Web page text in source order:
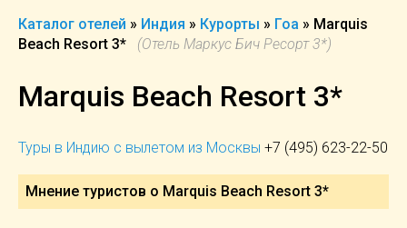
Каталог отелей » Индия » Курорты » Гоа » Marquis
Beach Resort 3*
(Отель Маркус Бич Ресорт 3*)
Marquis Beach Resort 3*
Туры в Индию с вылетом из Москвы +7 (495) 623-22-50
Мнение туристов о Marquis Beach Resort 3*